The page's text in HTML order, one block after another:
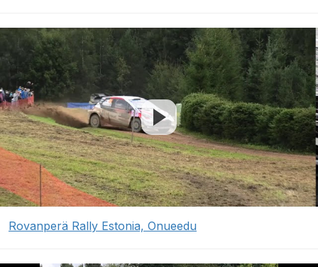
Rovanperä Rally Estonia, Onueedu